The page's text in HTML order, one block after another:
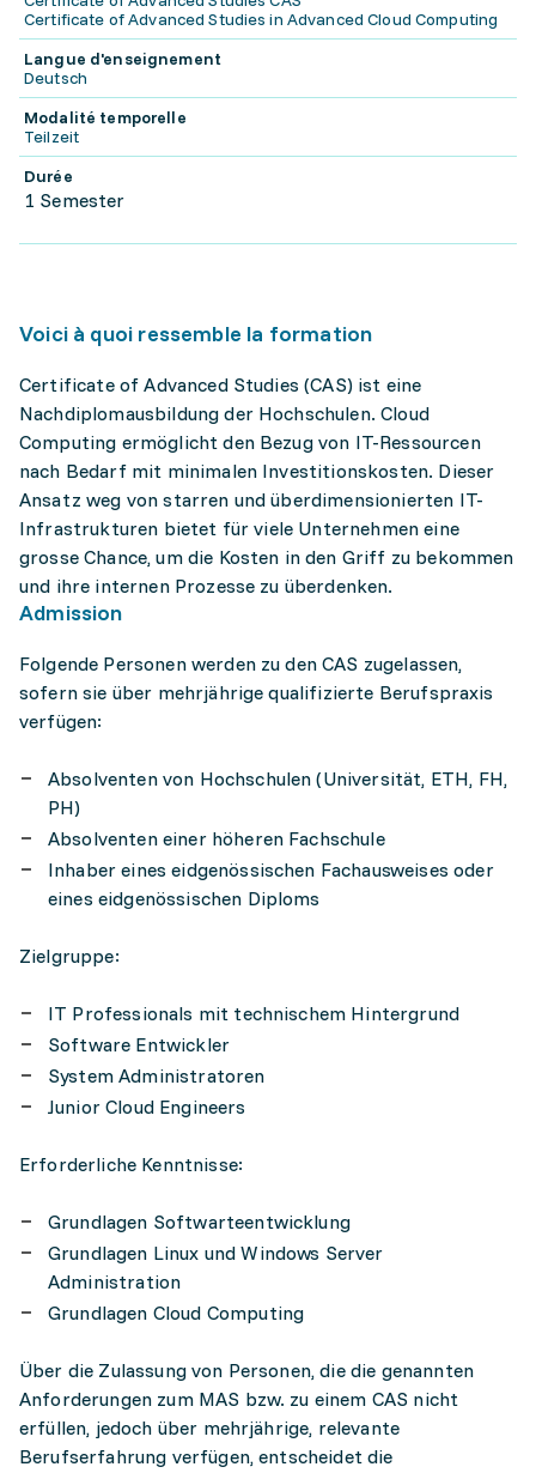
Certificate of Advanced Studies in Advanced Cloud Computing
Langue d'enseignement
Deutsch
Modalité temporelle
Teilzeit
Durée
1 Semester
Voici à quoi ressemble la formation
Certificate of Advanced Studies (CAS) ist eine
Nachdiplomausbildung der Hochschulen. Cloud
Computing ermöglicht den Bezug von IT-Ressourcen
nach Bedarf mit minimalen Investitionskosten. Dieser
Ansatz weg von starren und überdimensionierten IT-
Infrastrukturen bietet für viele Unternehmen eine
grosse Chance, um die Kosten in den Griff zu bekommen
und ihre internen Prozesse zu überdenken.
Admission
Folgende Personen werden zu den CAS zugelassen,
sofern sie über mehrjährige qualifizierte Berufspraxis
verfügen:
Absolventen von Hochschulen (Universität, ETH, FH,
PH)
Absolventen einer höheren Fachschule
Inhaber eines eidgenössischen Fachausweises oder
eines eidgenössischen Diploms
Zielgruppe:
IT Professionals mit technischem Hintergrund
Software Entwickler
System Administratoren
Junior Cloud Engineers
Erforderliche Kenntnisse:
Grundlagen Softwarteentwicklung
Grundlagen Linux und Windows Server
Administration
Grundlagen Cloud Computing
Über die Zulassung von Personen, die die genannten
Anforderungen zum MAS bzw. zu einem CAS nicht
erfüllen, jedoch über mehrjährige, relevante
Berufserfahrung verfügen, entscheidet die